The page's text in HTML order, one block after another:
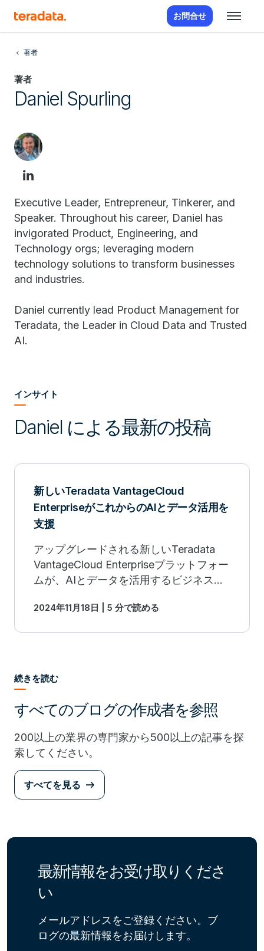
お問合せ
著者
著者
Daniel Spurling
Executive Leader, Entrepreneur, Tinkerer, and
Speaker. Throughout his career, Daniel has
invigorated Product, Engineering, and
Technology orgs; leveraging modern
technology solutions to transform businesses
and industries.
Daniel currently lead Product Management for
Teradata, the Leader in Cloud Data and Trusted
AI.
インサイト
Daniel による最新の投稿
新しいTeradata VantageCloud
EnterpriseがこれからのAIとデータ活用を
支援
アップグレードされる新しいTeradata
VantageCloud Enterpriseプラットフォー
ムが、AIとデータを活用するビジネスイ
2024年11月18日 | 5 分で読める
続きを読む
すべてのブログの作成者を参照
200以上の業界の専門家から500以上の記事を探
索してください。
すべてを見る
最新情報をお受け取りくださ
い
メールアドレスをご登録ください。ブ
ログの最新情報をお届けします。